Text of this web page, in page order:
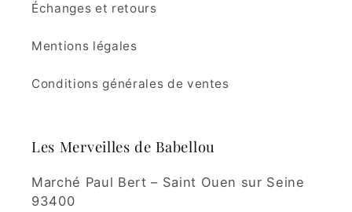
Échanges et retours
Mentions légales
Conditions générales de ventes
Les Merveilles de Babellou
Marché Paul Bert – Saint Ouen sur Seine
93400